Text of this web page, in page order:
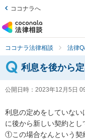
ココナラへ
ココナラ法律相談 法律
利息を後から
公開日時： 2023年12月5日
利息の定めをしていな
に後から新しい契約とし
①この場合なんという契